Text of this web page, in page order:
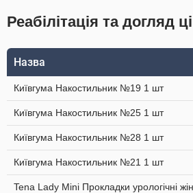
Реабілітація та догляд
Назва
Київгума Накостильник №19 1 шт
Київгума Накостильник №25 1 шт
Київгума Накостильник №28 1 шт
Київгума Накостильник №21 1 шт
Tena Lady Mini Прокладки урологічні